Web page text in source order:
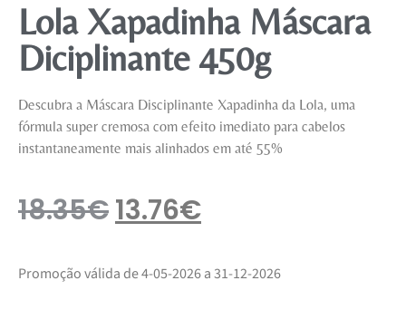
Lola Xapadinha Máscara
Diciplinante 450g
Descubra a Máscara Disciplinante Xapadinha da Lola, uma
fórmula super cremosa com efeito imediato para cabelos
instantaneamente mais alinhados em até 55%
18.35€13.76€
Promoção válida de 4-05-2026 a 31-12-2026